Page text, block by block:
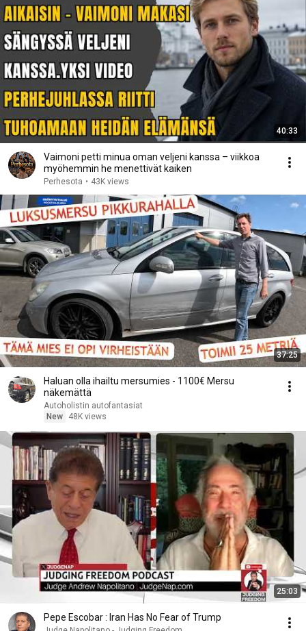
40:33
Vaimoni petti minua oman veljeni kanssa – viikkoa
myöhemmin he menettivät kaiken
Perhesota • 43K views
37:25
Haluan olla ihailtu mersumies - 1100€ Mersu
näkemättä
Autoholistin autofantasiat
New
48K views
25:03
Pepe Escobar : Iran Has No Fear of Trump